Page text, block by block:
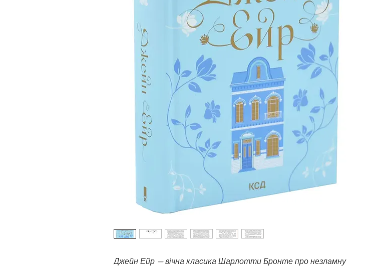
Джейн Ейр — вічна класика Шарлотти Бронте про незламну